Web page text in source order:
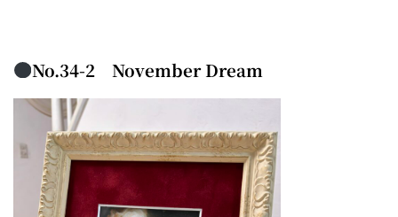
No.34-2 November Dream